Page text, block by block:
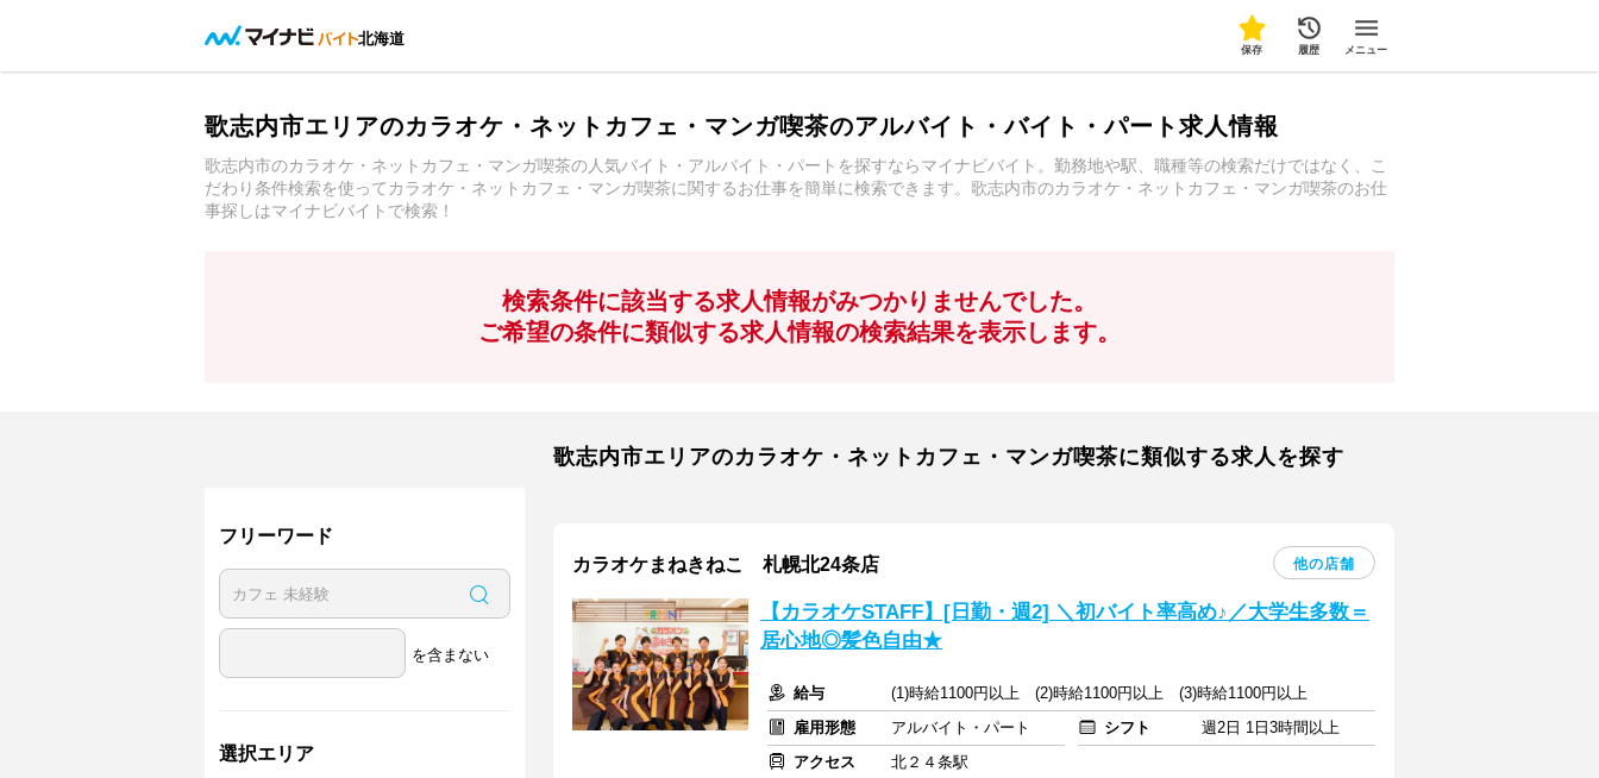
北海道
保存 履歴 メニュー
歌志内市エリアのカラオケ・ネットカフェ・マンガ喫茶のアルバイト・バイト・パート求人情報
歌志内市のカラオケ・ネットカフェ・マンガ喫茶の人気バイト・アルバイト・パートを探すならマイナビバイト。勤務地や駅、職種等の検索だけではなく、こ
だわり条件検索を使ってカラオケ・ネットカフェ・マンガ喫茶に関するお仕事を簡単に検索できます。歌志内市のカラオケ・ネットカフェ・マンガ喫茶のお仕
事探しはマイナビバイトで検索！
検索条件に該当する求人情報がみつかりませんでした。
ご希望の条件に類似する求人情報の検索結果を表示します。
フリーワード
を含まない
選択エリア
歌志内市エリアのカラオケ・ネットカフェ・マンガ喫茶に類似する求人を探す
カラオケまねきねこ 札幌北24条店 他の店舗
【カラオケSTAFF】[日勤・週2] ＼初バイト率高め♪／大学生多数＝
居心地◎髪色自由★
給与
(1)時給1100円以上 (2)時給1100円以上 (3)時給1100円以上
雇用形態
アルバイト・パート シフト
週2日 1日3時間以上
アクセス
北２４条駅